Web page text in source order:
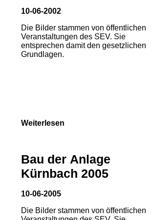
10-06-2002
Die Bilder stammen von öffentlichen
Veranstaltungen des SEV. Sie
entsprechen damit den gesetzlichen
Grundlagen.
Weiterlesen
Bau der Anlage
Kürnbach 2005
10-06-2005
Die Bilder stammen von öffentlichen